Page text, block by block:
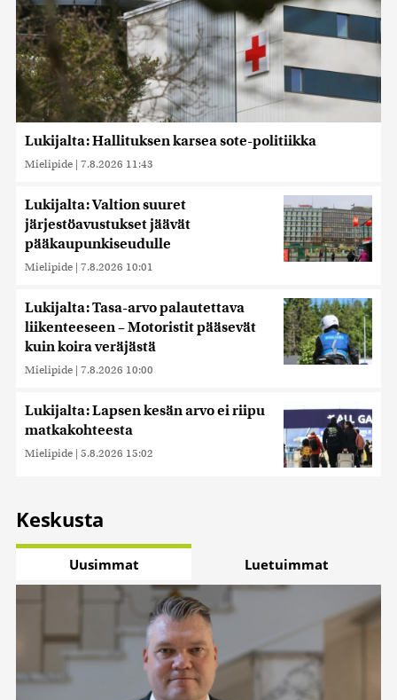
Lukijalta: Hallituksen karsea sote-politiikka
Mielipide | 7.8.2026 11:43
Lukijalta: Valtion suuret
järjestöavustukset jäävät
pääkaupunkiseudulle
Mielipide | 7.8.2026 10:01
Lukijalta: Tasa-arvo palautettava
liikenteeseen – Motoristit pääsevät
kuin koira veräjästä
Mielipide | 7.8.2026 10:00
Lukijalta: Lapsen kesän arvo ei riipu
matkakohteesta
Mielipide | 5.8.2026 15:02
Keskusta
Uusimmat Luetuimmat